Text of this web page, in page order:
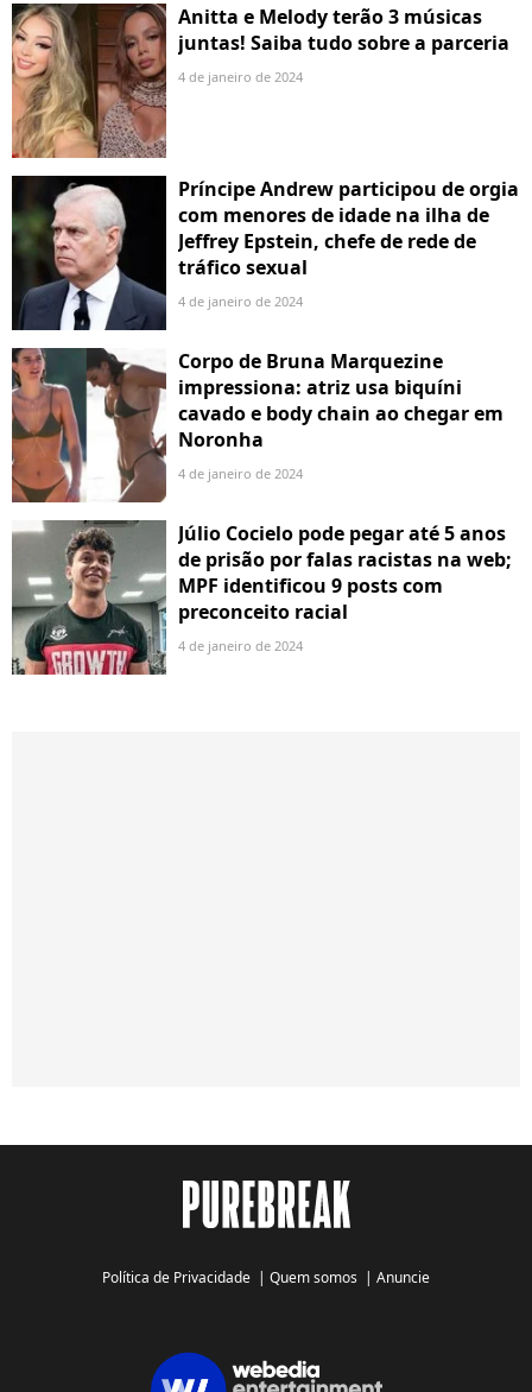
Anitta e Melody terão 3 músicas
juntas! Saiba tudo sobre a parceria
4 de janeiro de 2024
Príncipe Andrew participou de orgia
com menores de idade na ilha de
Jeffrey Epstein, chefe de rede de
tráfico sexual
4 de janeiro de 2024
Corpo de Bruna Marquezine
impressiona: atriz usa biquíni
cavado e body chain ao chegar em
Noronha
4 de janeiro de 2024
Júlio Cocielo pode pegar até 5 anos
de prisão por falas racistas na web;
MPF identificou 9 posts com
preconceito racial
4 de janeiro de 2024
Política de Privacidade | Quem somos | Anuncie